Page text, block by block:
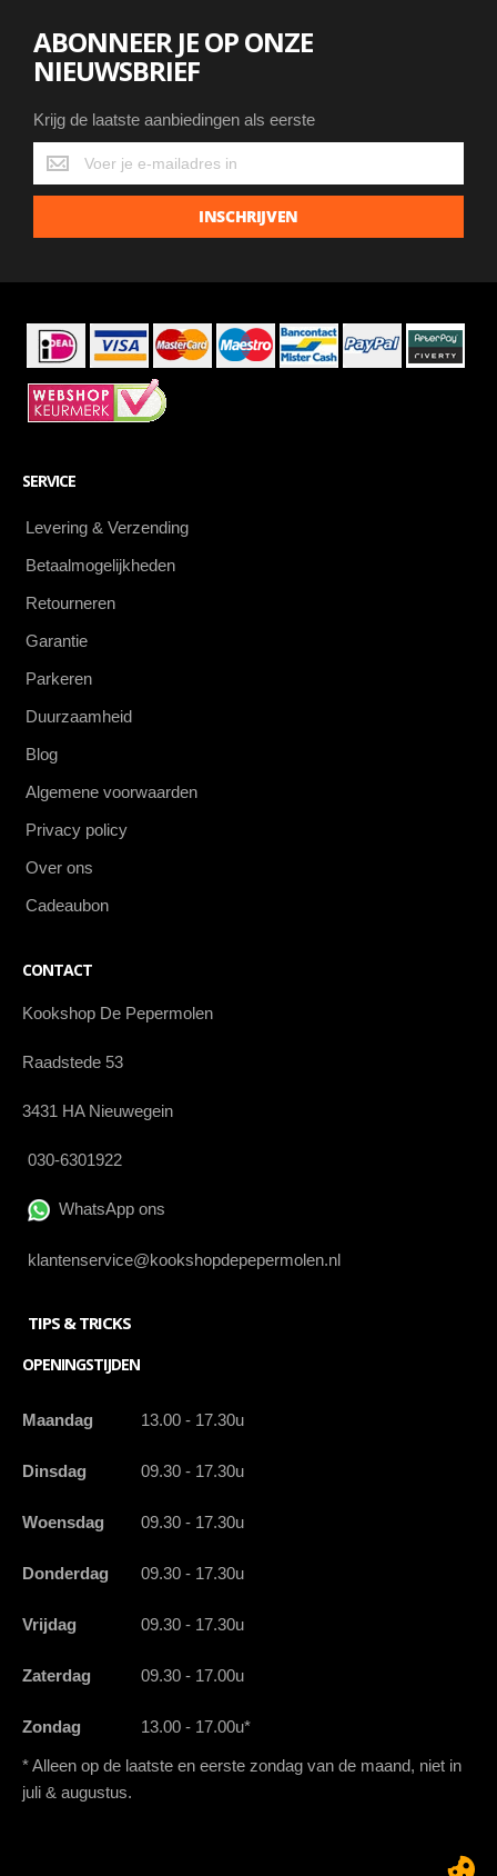
ABONNEER JE OP ONZE
NIEUWSBRIEF
Krijg de laatste aanbiedingen als eerste
Krijg
de
laatste
INSCHRIJVEN
SERVICE
Levering & Verzending
Betaalmogelijkheden
Retourneren
Garantie
Parkeren
Duurzaamheid
Blog
Algemene voorwaarden
Privacy policy
Over ons
Cadeaubon
CONTACT
Kookshop De Pepermolen
Raadstede 53
3431 HA Nieuwegein
030-6301922
WhatsApp ons
klantenservice@kookshopdepepermolen.nl
TIPS & TRICKS
OPENINGSTIJDEN
Maandag 13.00 - 17.30u
Dinsdag 09.30 - 17.30u
Woensdag 09.30 - 17.30u
Donderdag 09.30 - 17.30u
Vrijdag 09.30 - 17.30u
Zaterdag 09.30 - 17.00u
Zondag 13.00 - 17.00u*
* Alleen op de laatste en eerste zondag van de maand, niet in
juli & augustus.